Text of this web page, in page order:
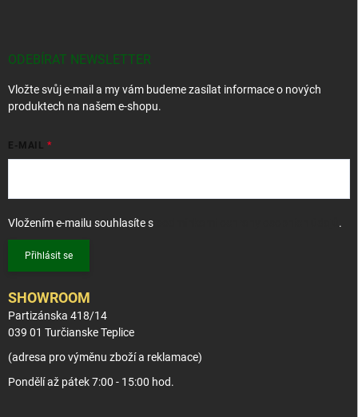
ODEBÍRAT NEWSLETTER
Vložte svůj e-mail a my vám budeme zasílat informace o nových
produktech na našem e-shopu.
E-MAIL
Vložením e-mailu souhlasíte s .
Přihlásit se
SHOWROOM
Partizánska 418/14
039 01 Turčianske Teplice
(adresa pro výměnu zboží a reklamace)
Pondělí až pátek 7:00 - 15:00 hod.